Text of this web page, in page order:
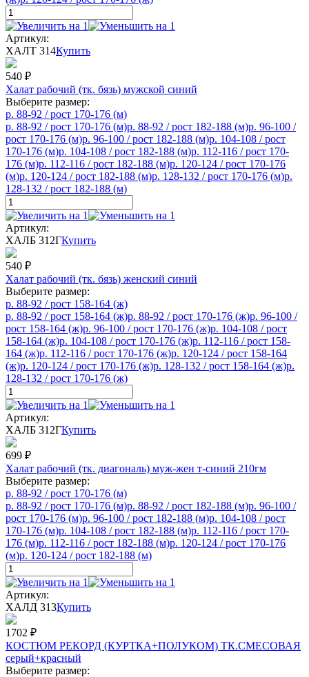
Артикул:
ХАЛТ 314Купить
540 ₽
Халат рабочий (тк. бязь) мужской синий
Выберите размер:
р. 88-92 / рост 170-176 (м)
р. 88-92 / рост 170-176 (м)р. 88-92 / рост 182-188 (м)р. 96-100 /
рост 170-176 (м)р. 96-100 / рост 182-188 (м)р. 104-108 / рост
170-176 (м)р. 104-108 / рост 182-188 (м)р. 112-116 / рост 170-
176 (м)р. 112-116 / рост 182-188 (м)р. 120-124 / рост 170-176
(м)р. 120-124 / рост 182-188 (м)р. 128-132 / рост 170-176 (м)р.
128-132 / рост 182-188 (м)
Артикул:
ХАЛБ 312ГКупить
540 ₽
Халат рабочий (тк. бязь) женский синий
Выберите размер:
р. 88-92 / рост 158-164 (ж)
р. 88-92 / рост 158-164 (ж)р. 88-92 / рост 170-176 (ж)р. 96-100 /
рост 158-164 (ж)р. 96-100 / рост 170-176 (ж)р. 104-108 / рост
158-164 (ж)р. 104-108 / рост 170-176 (ж)р. 112-116 / рост 158-
164 (ж)р. 112-116 / рост 170-176 (ж)р. 120-124 / рост 158-164
(ж)р. 120-124 / рост 170-176 (ж)р. 128-132 / рост 158-164 (ж)р.
128-132 / рост 170-176 (ж)
Артикул:
ХАЛБ 312ГКупить
699 ₽
Халат рабочий (тк. диагональ) муж-жен т-синий 210гм
Выберите размер:
р. 88-92 / рост 170-176 (м)
р. 88-92 / рост 170-176 (м)р. 88-92 / рост 182-188 (м)р. 96-100 /
рост 170-176 (м)р. 96-100 / рост 182-188 (м)р. 104-108 / рост
170-176 (м)р. 104-108 / рост 182-188 (м)р. 112-116 / рост 170-
176 (м)р. 112-116 / рост 182-188 (м)р. 120-124 / рост 170-176
(м)р. 120-124 / рост 182-188 (м)
Артикул:
ХАЛД 313Купить
1702 ₽
КОСТЮМ РЕКОРД (КУРТКА+ПОЛУКОМ) ТК.СМЕСОВАЯ
серый+красный
Выберите размер: